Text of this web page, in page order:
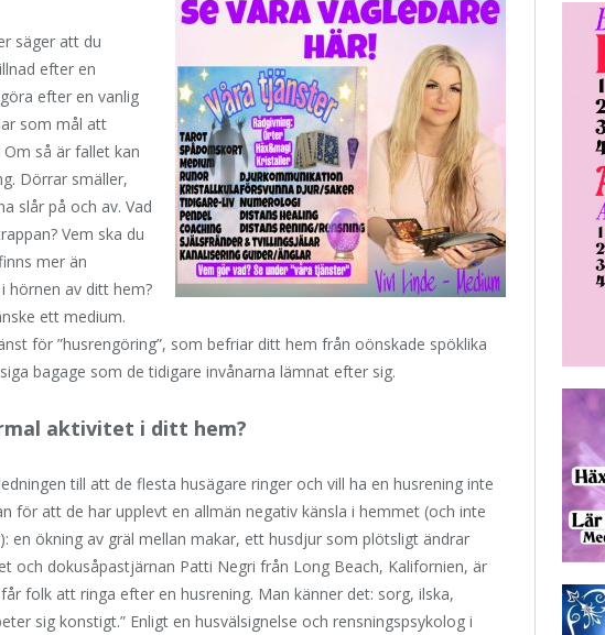
säger att du
efter en
efter en vanlig
som mål att
så är fallet kan
Dörrar smäller,
slår på och av. Vad
Vem ska du
mer än
hörnen av ditt hem?
ett medium.
för ”husrengöring”, som befriar ditt hem från oönskade spöklika
bagage som de tidigare invånarna lämnat efter sig.
aktivitet i ditt hem?
till att de flesta husägare ringer och vill ha en husrening inte
för att de har upplevt en allmän negativ känsla i hemmet (och inte
en ökning av gräl mellan makar, ett husdjur som plötsligt ändrar
och dokusåpastjärnan Patti Negri från Long Beach, Kalifornien, är
folk att ringa efter en husrening. Man känner det: sorg, ilska,
sig konstigt.” Enligt en husvälsignelse och rensningspsykolog i